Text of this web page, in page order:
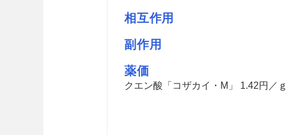
相互作用
副作用
薬価
クエン酸「コザカイ・M」 1.42円／ｇ